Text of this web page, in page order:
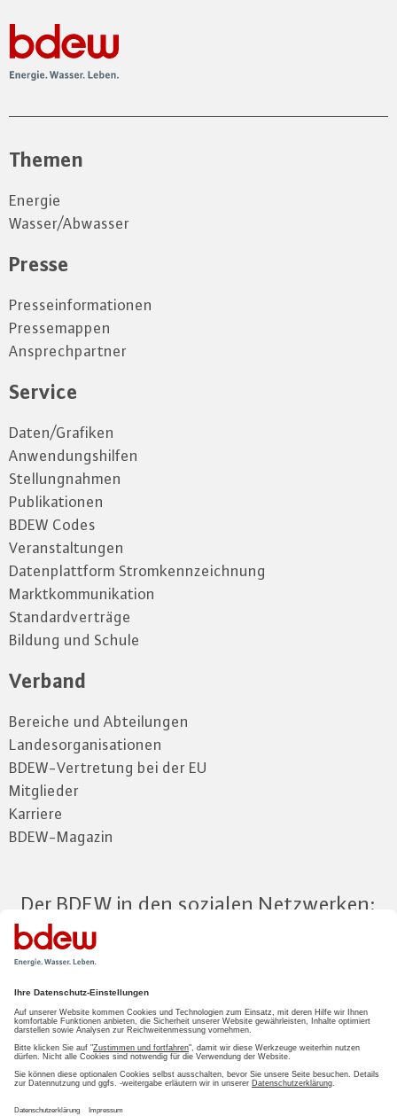
Themen
Energie
Wasser/Abwasser
Presse
Presseinformationen
Pressemappen
Ansprechpartner
Service
Daten/Grafiken
Anwendungshilfen
Stellungnahmen
Publikationen
BDEW Codes
Veranstaltungen
Datenplattform Stromkennzeichnung
Marktkommunikation
Standardverträge
Bildung und Schule
Verband
Bereiche und Abteilungen
Landesorganisationen
BDEW-Vertretung bei der EU
Mitglieder
Karriere
BDEW-Magazin
Der BDEW in den sozialen Netzwerken:
Zum Mitgliederbereich
LOGIN